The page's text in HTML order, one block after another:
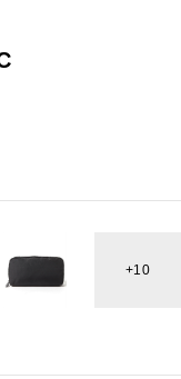
10